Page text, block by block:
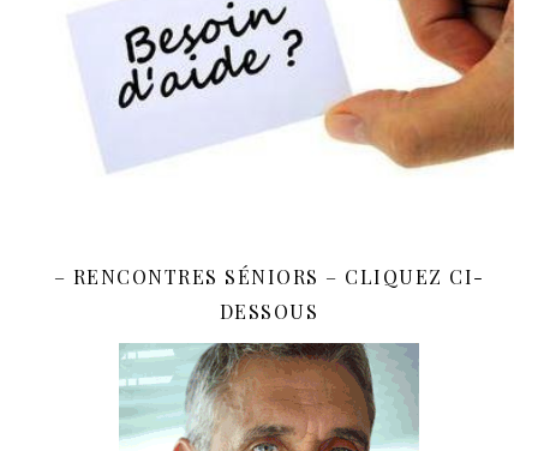
– RENCONTRES SÉNIORS – CLIQUEZ CI-
DESSOUS